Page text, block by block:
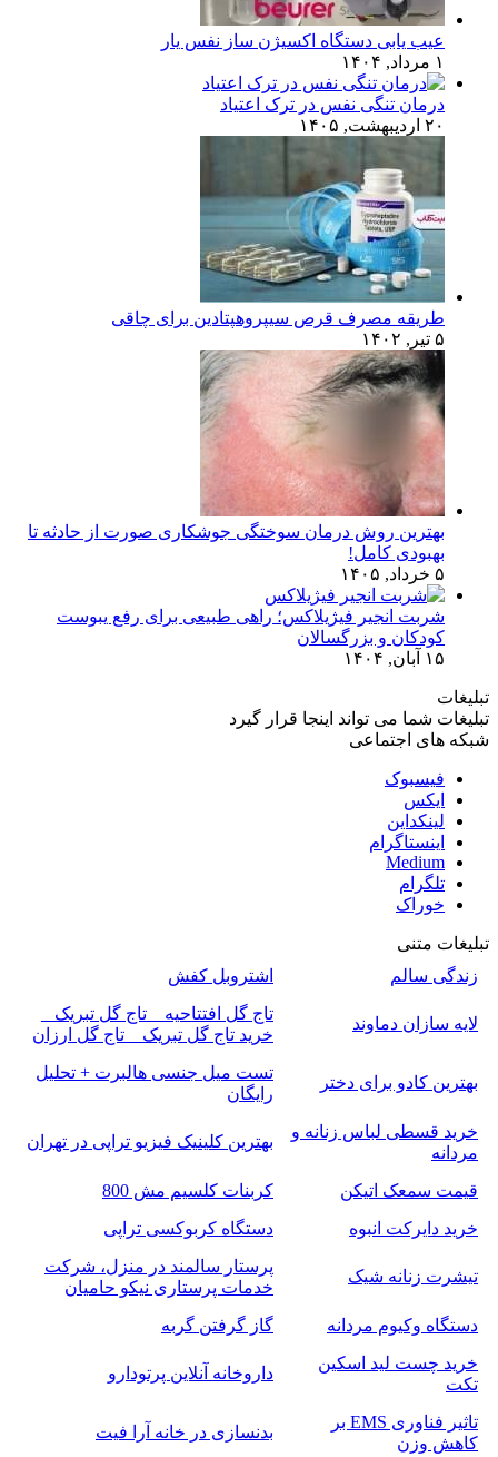
عیب یابی دستگاه اکسیژن ساز نفس یار
۱ مرداد, ۱۴۰۴
درمان تنگی نفس در ترک اعتیاد
۲۰ اردیبهشت, ۱۴۰۵
طریقه مصرف قرص سیپروهپتادین برای چاقی
۵ تیر, ۱۴۰۲
بهترین روش درمان سوختگی جوشکاری صورت از حادثه تا
بهبودی کامل!
۵ خرداد, ۱۴۰۵
شربت انجیر فیژیلاکس؛ راهی طبیعی برای رفع یبوست
کودکان و بزرگسالان
۱۵ آبان, ۱۴۰۴
تبلیغات
تبلیغات شما می تواند اینجا قرار گیرد
شبکه های اجتماعی
فیسبوک
ایکس
لینکداین
اینستاگرام
Medium
تلگرام
خوراک
تبلیغات متنی
زندگی سالم
اشتروبل کفش
لایه سازان دماوند
تاج گل افتتاحیه _ تاج گل تبریک _
خرید تاج گل تبریک _ تاج گل ارزان
بهترین کادو برای دختر
تست میل جنسی هالبرت + تحلیل
رایگان
خرید قسطی لباس زنانه و
مردانه
بهترین کلینیک فیزیو تراپی در تهران
قیمت سمعک اتیکن
کربنات کلسیم مش 800
خرید دایرکت انبوه
دستگاه کربوکسی تراپی
تیشرت زنانه شیک
پرستار سالمند در منزل، شرکت
خدمات پرستاری نیکو حامیان
دستگاه وکیوم مردانه
گاز گرفتن گربه
خرید چست لید اسکین
تکت
داروخانه آنلاین پرتودارو
تاثیر فناوری EMS بر
کاهش وزن
بدنسازی در خانه آرا فیت